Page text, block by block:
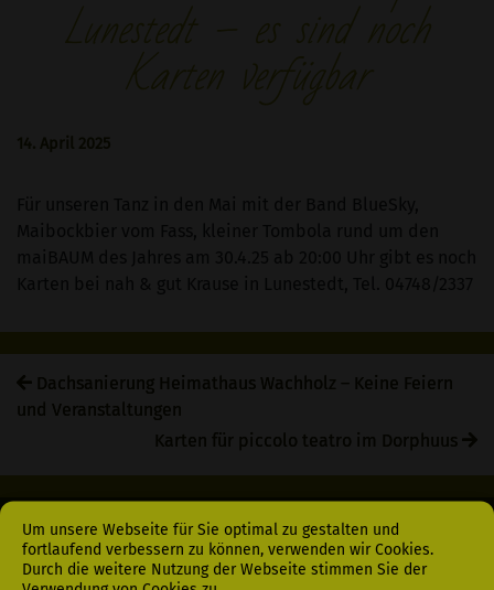
Um unsere Webseite für Sie optimal zu gestalten und
fortlaufend verbessern zu können, verwenden wir Cookies.
Durch die weitere Nutzung der Webseite stimmen Sie der
Lunestedt – es sind noch
Karten verfügbar
14. April 2025
Dachsanierung Heimathaus Wachholz – Keine Feiern
und Veranstaltungen
Karten für piccolo teatro im Dorphuus
Menü